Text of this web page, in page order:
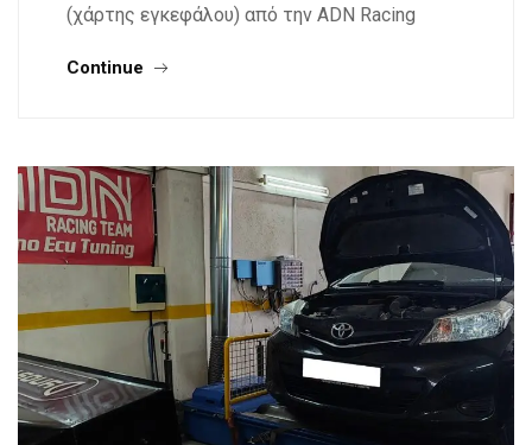
(χάρτης εγκεφάλου) από την ADN Racing
Continue